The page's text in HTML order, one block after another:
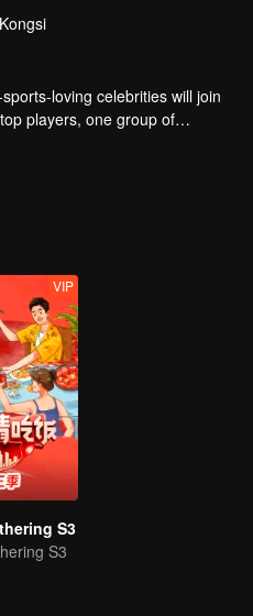
Kongsi
loving celebrities will join
players, one group of
VIP
S3
S3